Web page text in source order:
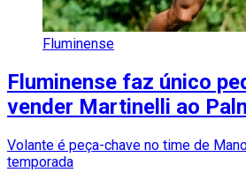
Fluminense
Fluminense faz único
vender Martinelli ao
Volante é peça-chave no time de
temporada